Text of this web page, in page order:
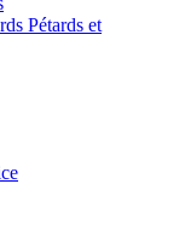
Pétards et